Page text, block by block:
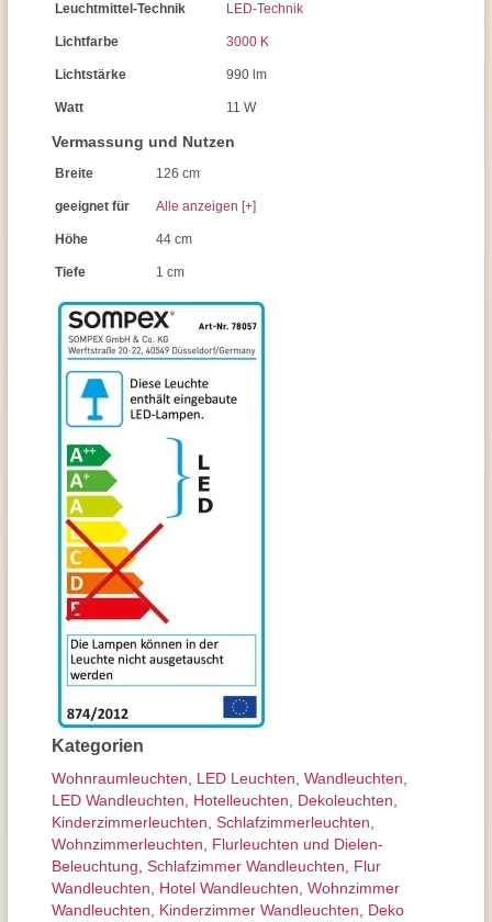
Kategorien
Wohnraum­leuchten LED Leuchten Wand­leuchten
LED Wandleuchten
Hotelleuchten Dekoleuchten
Kinderzimmer­leuchten Schlafzimmer­leuchten
Wohnzimmer­leuchten
Flurleuchten und Dielen-
Beleuchtung Schlafzimmer Wandleuchten
Flur
Wandleuchten
Hotel Wandleuchten Wohnzimmer
Wandleuchten
Kinderzimmer Wandleuchten
Deko
Leuchtmittel-Technik LED-Technik
Lichtfarbe 3000 K
Lichtstärke 990 lm
Watt 11 W
Vermassung und Nutzen
Breite 126 cm
geeignet für Alle anzeigen [+]
Höhe 44 cm
Tiefe 1 cm